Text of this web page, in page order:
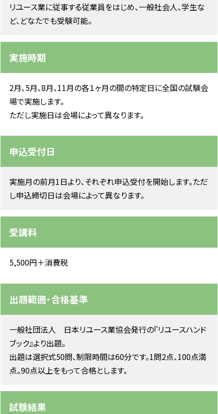
リユース業に従事する従業員をはじめ、一般社会人、学生な
ど、どなたでも受験可能。
実施時期
2月、5月、8月、11月の各１ヶ月の間の特定日に全国の試験会
場で実施します。
ただし実施日は会場によって異なります。
申込受付日
実施月の前月1日より、それぞれ申込受付を開始します。ただ
し申込締切日は会場によって異なります。
受講料
5,500円＋消費税
出題範囲・合格基準
一般社団法人 日本リユース業協会発行の『リユースハンド
ブック』より出題。
出題は選択式50問、制限時間は60分です。1問2点、100点満
点。90点以上をもって合格とします。
試験結果